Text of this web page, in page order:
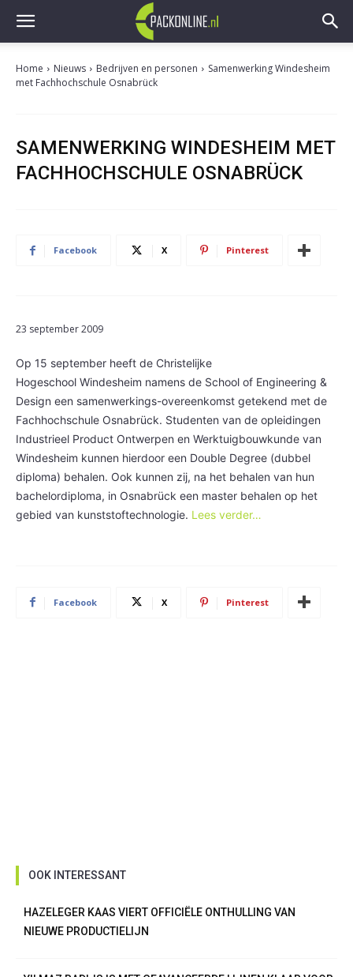
Home Nieuws Bedrijven en personen
Samenwerking Windesheim
met Fachhochschule Osnabrück
SAMENWERKING WINDESHEIM MET
FACHHOCHSCHULE OSNABRÜCK
Facebook X Pinterest
23 september 2009
Op 15 september heeft de Christelijke
Hogeschool Windesheim namens de School of Engineering &
Design een samenwerkings-overeenkomst getekend met de
Fachhochschule Osnabrück. Studenten van de opleidingen
Industrieel Product Ontwerpen en Werktuigbouwkunde van
Windesheim kunnen hierdoor een Double Degree (dubbel
diploma) behalen. Ook kunnen zij, na het behalen van hun
bachelordiploma, in Osnabrück een master behalen op het
gebied van kunststoftechnologie. Lees verder…
Facebook X Pinterest
OOK INTERESSANT
HAZELEGER KAAS VIERT OFFICIËLE ONTHULLING VAN
NIEUWE PRODUCTIELIJN